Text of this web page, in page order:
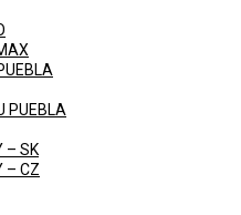
PUEBLA
– SK
– CZ